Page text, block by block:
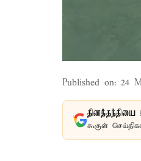
Published on: 24
தினத்தந்தியை
கூகுள்